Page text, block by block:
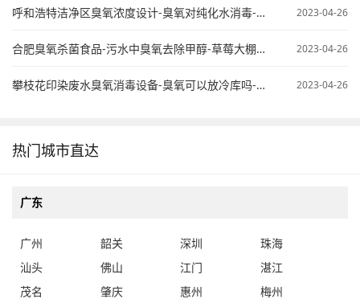
呼和浩特洁净区臭氧浓度设计-臭氧对纯化水消毒-臭氧纯水杀菌 2023-04-26
合肥臭氧杀菌食品-污水中臭氧去除甲醇-草莓大棚臭氧使用 2023-04-26
攀枝花印染废水臭氧消毒设备-臭氧可以放冷库吗-桶装水臭氧处理 2023-04-26
热门城市直达
广东
广州 韶关 深圳
珠海
汕头
佛山 江门
湛江
茂名
肇庆 惠州
梅州